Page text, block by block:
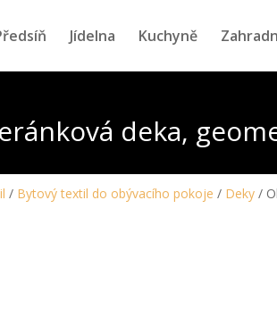
Jídelna Kuchyně
deka,
/ Bytový textil do obývacího pokoje / Deky /